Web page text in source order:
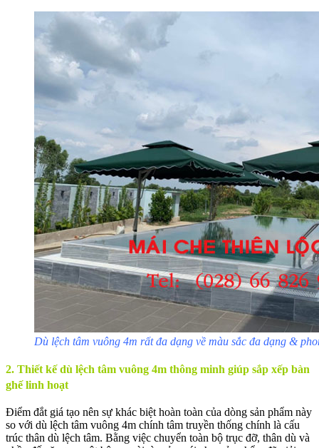
Dù lệch tâm vuông 4m rất đa dạng về màu sắc đa dạng &
2. Thiết kế dù lệch tâm vuông 4m thông minh giúp sắp xếp bàn
ghế linh hoạt
Điểm đắt giá tạo nên sự khác biệt hoàn toàn của dòng sản phẩm này
so với dù lệch tâm vuông 4m chính tâm truyền thống chính là cấu
trúc thân dù lệch tâm. Bằng việc chuyển toàn bộ trục đỡ, thân dù và